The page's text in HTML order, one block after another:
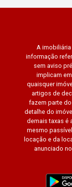
A
informação
sem aviso
implicam
quaisquer
artigos de
fazem parte
detalhe do
demais taxas é
mesmo
locação e da
anunciado